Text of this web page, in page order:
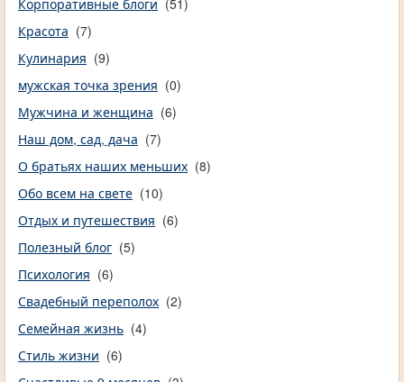
Красота (7)
Кулинария (9)
мужская точка зрения (0)
Мужчина и женщина (6)
Наш дом, сад, дача (7)
О братьях наших меньших (8)
Обо всем на свете (10)
Отдых и путешествия (6)
Полезный блог (5)
Психология (6)
Свадебный переполох (2)
Семейная жизнь (4)
Стиль жизни (6)